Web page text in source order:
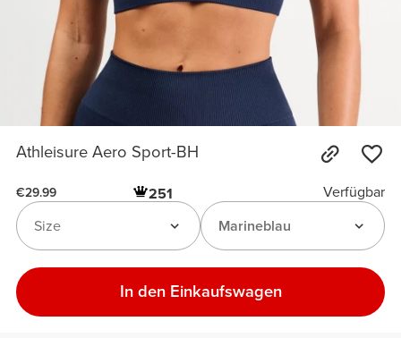
Athleisure Aero Sport-BH
€29.99 251
Verfügbar
Marineblau
Size
In den Einkaufswagen